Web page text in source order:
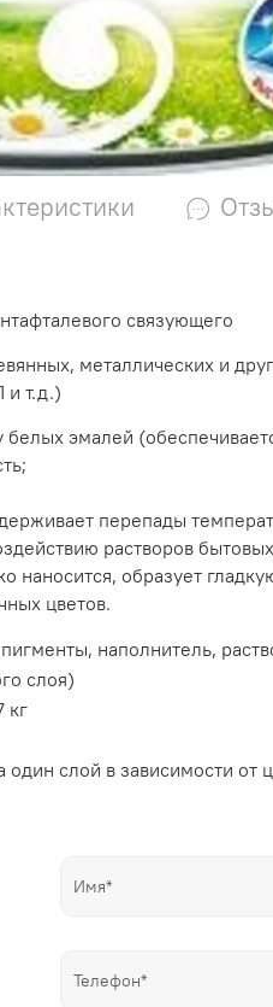
связующего
металлических и
т.д.)
эмалей
перепады
растворов
наносится, образует
цветов.
наполнитель,
слоя)
кг
один слой в зависимости от